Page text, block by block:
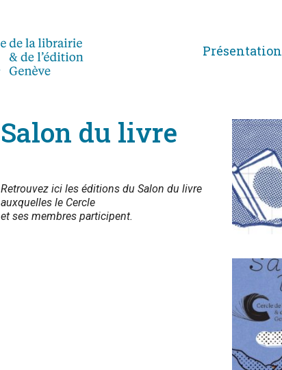
Présentation
Salon du livre
Retrouvez ici les éditions du Salon du livre
auxquelles le Cercle
et ses membres participent.